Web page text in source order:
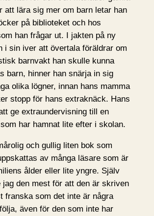
att lära sig mer om barn letar han
på biblioteket och hos
han frågar ut. I jakten på ny
i sin iver att övertala föräldrar om
barnvakt han skulle kunna
barn, hinner han snärja in sig
olika lögner, innan hans mamma
stopp för hans extraknäck. Hans
ge extraundervisning till en
har hamnat lite efter i skolan.
och gullig liten bok som
av många läsare som är
ålder eller lite yngre. Själv
jag den mest för att den är skriven
franska som det inte är några
även för den som inte har